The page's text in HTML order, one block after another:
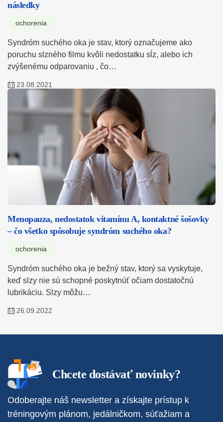
následky
ochorenia
Syndróm suchého oka je stav, ktorý označujeme ako
poruchu slzného filmu kvôli nedostatku sĺz, alebo ich
zvýšenému odparovaniu , čo…
23.08.2021
Menopauza, nedostatok vitamínu A, kontaktné šošovky
– čo všetko spôsobuje syndróm suchého oka?
ochorenia
Syndróm suchého oka je bežný stav, ktorý sa vyskytuje,
keď slzy nie sú schopné poskytnúť očiam dostatočnú
lubrikáciu. Slzy môžu…
26.09.2022
Chcete dostávať novinky?
Odoberajte náš newsletter a získajte prístup k
tréningovým plánom, jedálničkom, súťažiam a